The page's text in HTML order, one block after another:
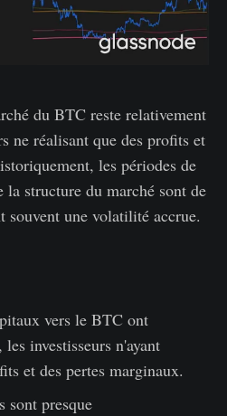
du BTC reste relativement
ne réalisant que des profits et
les périodes de
la structure du marché sont de
souvent une volatilité accrue.
vers le BTC ont
investisseurs n'ayant
et des pertes marginaux.
sont presque